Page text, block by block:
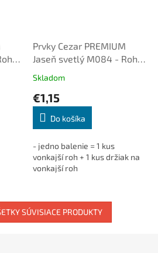
Prvky Cezar PREMIUM
Jaseň svetlý M084 - Roh
(1+1ks/bal.)
Skladom
€1,15
Do košíka
- jedno balenie = 1 kus
vonkajší roh + 1 kus držiak na
vonkajší roh
SÚVISIACE PRODUKTY